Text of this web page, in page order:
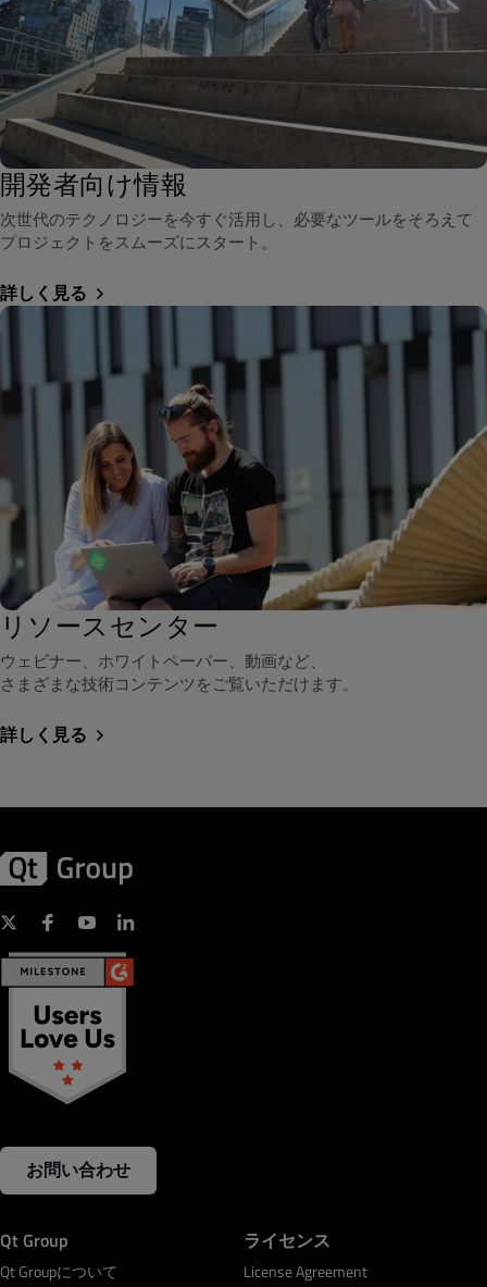
開発者向け情報
次世代のテクノロジーを今すぐ活用し、必要なツールをそろえて
プロジェクトをスムーズにスタート。
詳しく見る
リソースセンター
ウェビナー、ホワイトペーパー、動画など、
さまざまな技術コンテンツをご覧いただけます。
詳しく見る
お問い合わせ
Qt Group
Qt Groupについて
ライセンス
License Agreement